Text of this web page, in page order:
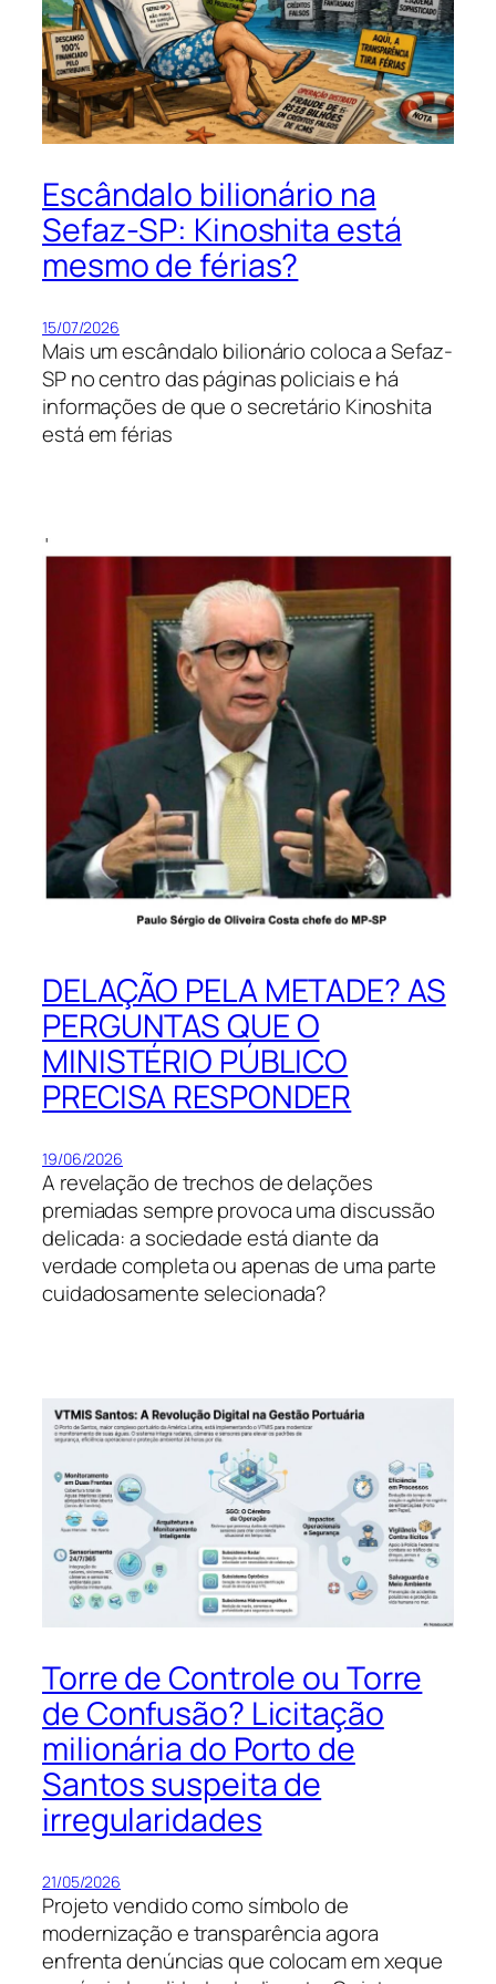
Escândalo bilionário na
Sefaz-SP: Kinoshita está
mesmo de férias?
15/07/2026
Mais um escândalo bilionário coloca a Sefaz-
SP no centro das páginas policiais e há
informações de que o secretário Kinoshita
está em férias
DELAÇÃO PELA METADE? AS
PERGUNTAS QUE O
MINISTÉRIO PÚBLICO
PRECISA RESPONDER
19/06/2026
A revelação de trechos de delações
premiadas sempre provoca uma discussão
delicada: a sociedade está diante da
verdade completa ou apenas de uma parte
cuidadosamente selecionada?
Torre de Controle ou Torre
de Confusão? Licitação
milionária do Porto de
Santos suspeita de
irregularidades
21/05/2026
Projeto vendido como símbolo de
modernização e transparência agora
enfrenta denúncias que colocam em xeque